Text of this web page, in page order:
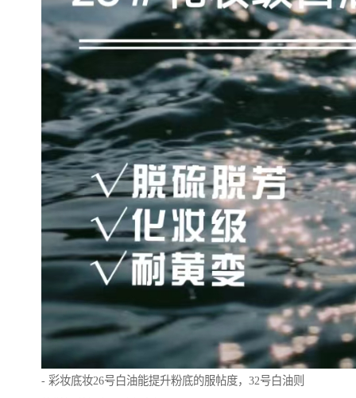
- 彩妆底妆26号白油能提升粉底的服帖度，32号白油则